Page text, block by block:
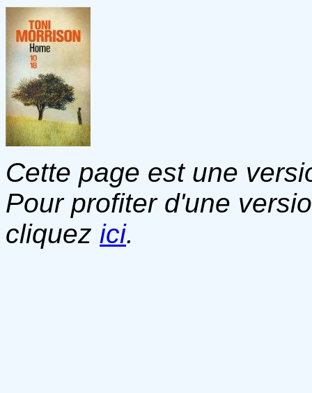
Cette page est une
Pour profiter d'une
cliquez ici.